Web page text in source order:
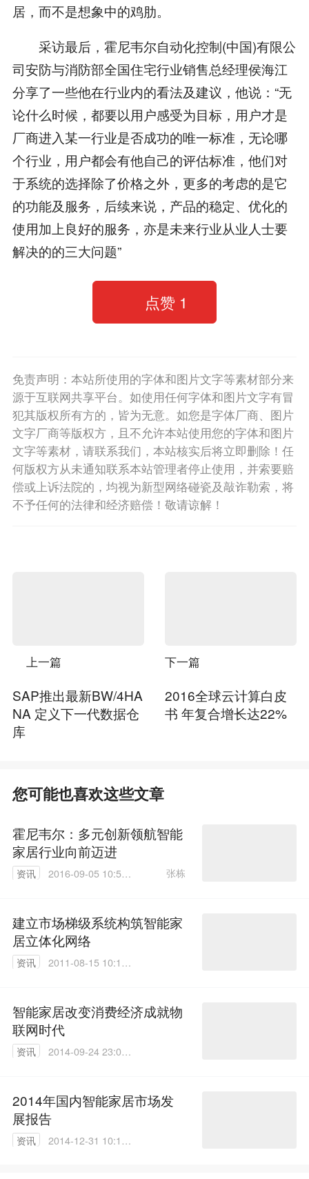
居，而不是想象中的鸡肋。
采访最后，霍尼韦尔自动化控制(中国)有限公
司安防与消防部全国住宅行业销售总经理侯海江
分享了一些他在行业内的看法及建议，他说：“无
论什么时候，都要以用户感受为目标，用户才是
厂商进入某一行业是否成功的唯一标准，无论哪
个行业，用户都会有他自己的评估标准，他们对
于系统的选择除了价格之外，更多的考虑的是它
的功能及服务，后续来说，产品的稳定、优化的
使用加上良好的服务，亦是未来行业从业人士要
解决的的三大问题”
点赞 1
免责声明：本站所使用的字体和图片文字等素材部分来
源于互联网共享平台。如使用任何字体和图片文字有冒
犯其版权所有方的，皆为无意。如您是字体厂商、图片
文字厂商等版权方，且不允许本站使用您的字体和图片
文字等素材，请联系我们，本站核实后将立即删除！任
何版权方从未通知联系本站管理者停止使用，并索要赔
偿或上诉法院的，均视为新型网络碰瓷及敲诈勒索，将
不予任何的法律和经济赔偿！敬请谅解！
上一篇
SAP推出最新BW/4HA
NA 定义下一代数据仓
库
下一篇
2016全球云计算白皮
书 年复合增长达22%
您可能也喜欢这些文章
霍尼韦尔：多元创新领航智能
家居行业向前迈进
资讯
2016-09-05 10:59:
张栋
建立市场梯级系统构筑智能家
居立体化网络
资讯
2011-08-15 10:19:
智能家居改变消费经济成就物
联网时代
资讯
2014-09-24 23:07:
2014年国内智能家居市场发
展报告
资讯
2014-12-31 10:17: